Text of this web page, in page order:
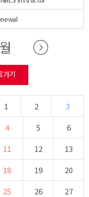
월
가기
1 2
3
4
5
6
11 12
13
18 19
20
25 26
27